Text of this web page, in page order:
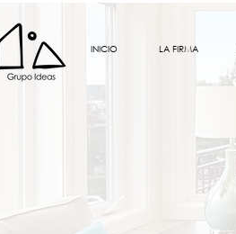
INICIO LA FIRMA